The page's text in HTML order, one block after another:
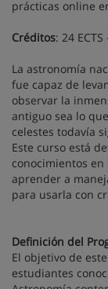
prácticas online
Créditos: 24
La astronomía
fue capaz de
observar la
antiguo sea lo
celestes todavía
Este curso está
conocimientos
aprender a
para usarla con
Definición del
El objetivo de
estudiantes